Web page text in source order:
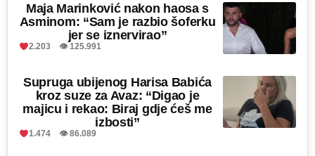
Maja Marinković nakon haosa s
Asminom: “Sam je razbio šoferku
jer se iznervirao”
2.203 👁 125.991
Supruga ubijenog Harisa Babića
kroz suze za Avaz: “Digao je
majicu i rekao: Biraj gdje ćeš me
izbosti”
1.474 👁 86.089